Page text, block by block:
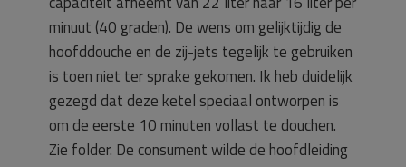
minuut (40 graden). De wens om gelijktijdig de
hoofddouche en de zij-jets tegelijk te gebruiken
is toen niet ter sprake gekomen. Ik heb duidelijk
gezegd dat deze ketel speciaal ontworpen is
om de eerste 10 minuten vollast te douchen.
Zie folder. De consument wilde de hoofdleiding